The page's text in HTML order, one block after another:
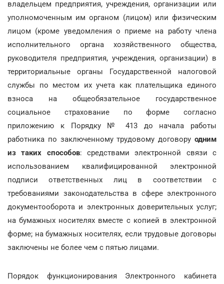
владельцем предприятия, учреждения, организации или
уполномоченным им органом (лицом) или физическим
лицом (кроме уведомления о приеме на работу члена
исполнительного органа хозяйственного общества,
руководителя предприятия, учреждения, организации) в
территориальные органы Государственной налоговой
службы по местом их учета как плательщика единого
взноса на общеобязательное государственное
социальное страхование по форме согласно
приложению к Порядку № 413 до начала работы
работника по заключенному трудовому договору одним
из таких способов: средствами электронной связи с
использованием квалифицированной электронной
подписи ответственных лиц в соответствии с
требованиями законодательства в сфере электронного
документооборота и электронных доверительных услуг;
на бумажных носителях вместе с копией в электронной
форме; на бумажных носителях, если трудовые договоры
заключены не более чем с пятью лицами.
Порядок функционирования Электронного кабинета